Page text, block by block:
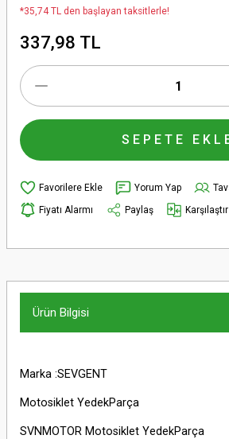
*35,74 TL den başlayan taksitlerle!
337,98 TL
SEPETE
Yorum Yap
Fiyatı Alarmı
Paylaş Karşılaştır
Ürün Bilgisi
Marka :SEVGENT
Motosiklet YedekParça
SVNMOTOR Motosiklet YedekParça